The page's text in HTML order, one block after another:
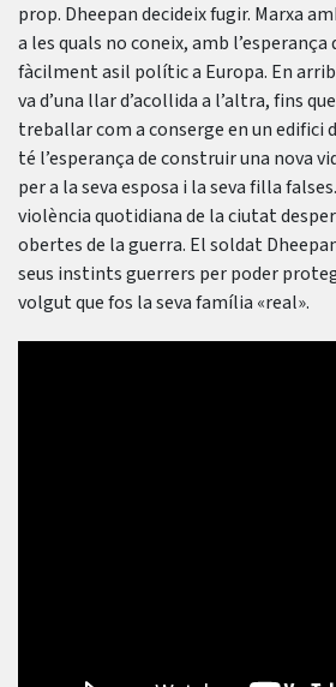
prop. Dheepan decideix fugir. Marxa
a les quals no coneix, amb l’esperança
fàcilment asil polític a Europa. En
va d’una llar d’acollida a l’altra, fins
treballar com a conserge en un edifici
té l’esperança de construir una nova
per a la seva esposa i la seva filla
violència quotidiana de la ciutat
obertes de la guerra. El soldat
seus instints guerrers per poder
volgut que fos la seva família «real».